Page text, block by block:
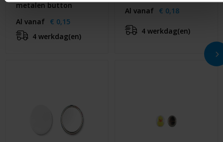
metalen button
Al vanaf € 0,15
4 werkdag(en)
Al vanaf € 0,18
4 werkdag(en)